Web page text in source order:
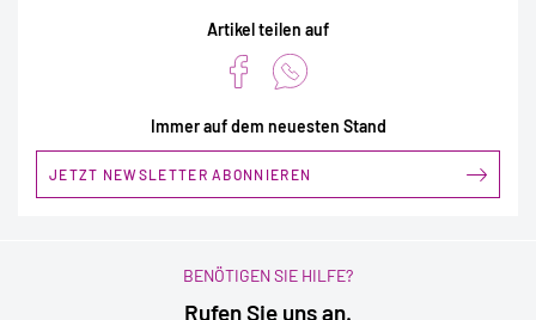
Artikel teilen auf
Immer auf dem neuesten Stand
JETZT NEWSLETTER ABONNIEREN
BENÖTIGEN SIE HILFE?
Rufen Sie uns an.